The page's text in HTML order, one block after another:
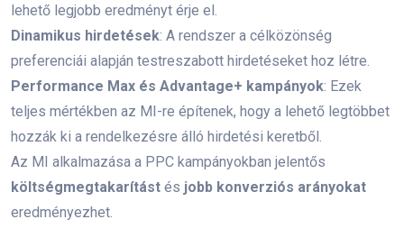
Legutóbbi cikkek
Nyáron Is Hozz Ügyfeleket SEO-
Val – 10 Bevált Módszer Nyári
SEO
2026. 08. 05.
Augusztusi Marketing: 20
Feladat, Amit Még A Nyár Végén
lehető legjobb eredményt érje el.
Dinamikus hirdetések: A rendszer a célközönség
preferenciái alapján testreszabott hirdetéseket hoz létre.
Performance Max és Advantage+ kampányok: Ezek
teljes mértékben az MI-re építenek, hogy a lehető legtöbbet
hozzák ki a rendelkezésre álló hirdetési keretből.
Az MI alkalmazása a PPC kampányokban jelentős
költségmegtakarítást és jobb konverziós arányokat
eredményezhet.